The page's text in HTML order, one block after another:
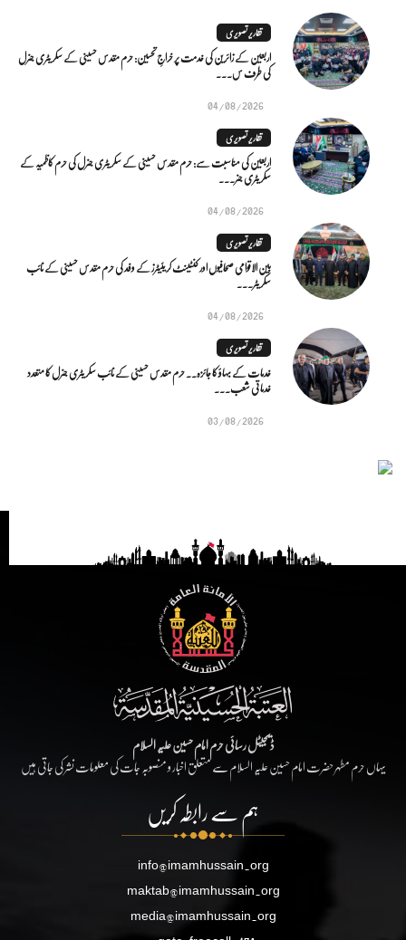
تقاریر تصویری
اربعین کے زائرین کی خدمت پر خراجِ تحسین: حرم مقدس حسینی کے سکریٹری جنرل
کی طرف س...
04/08/2026
تقاریر تصویری
اربعین کی مناسبت سے: حرم مقدس حسینی کے سکریٹری جنرل کی حرم کاظمیہ کے
سکریٹری جنر...
04/08/2026
تقاریر تصویری
بین الاقوامی صحافیوں اور کنٹینٹ کریئیٹرز کے وفد کی حرم مقدس حسینی کے نائب
سکریٹر...
04/08/2026
تقاریر تصویری
خدمات کے بہاؤ کا جائزہ.. حرم مقدس حسینی کے نائب سکریٹری جنرل کا متعدد
خدماتی شعب...
03/08/2026
ڈیجیٹل رسائی حرم امام حسین علیہ السلام
یہاں حرم مطہر حضرت امام حسین علیہ السلام سے متعلق اخبار و منصوبہ جات کی معلومات نشر کی جاتی ہیں
ہم سے رابطہ کریں
info@imamhussain.org
maktab@imamhussain.org
media@imamhussain.org